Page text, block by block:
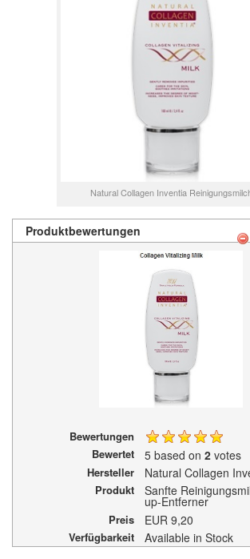
Natural Collagen Inventia
Produktbewertungen
Bewertungen
Bewertet
5 based on2 votes
Hersteller Natural Collagen
Produkt Sanfte
up-Entferner
Preis EUR 9,20
Verfügbarkeit Available in Stock